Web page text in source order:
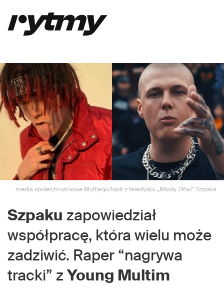
media społecznościowe Multiego/kadr z teledysku „Młody 2Pac" Szpaka
Szpaku zapowiedział
współpracę, która wielu może
zadziwić. Raper “nagrywa
tracki” zYoung Multim